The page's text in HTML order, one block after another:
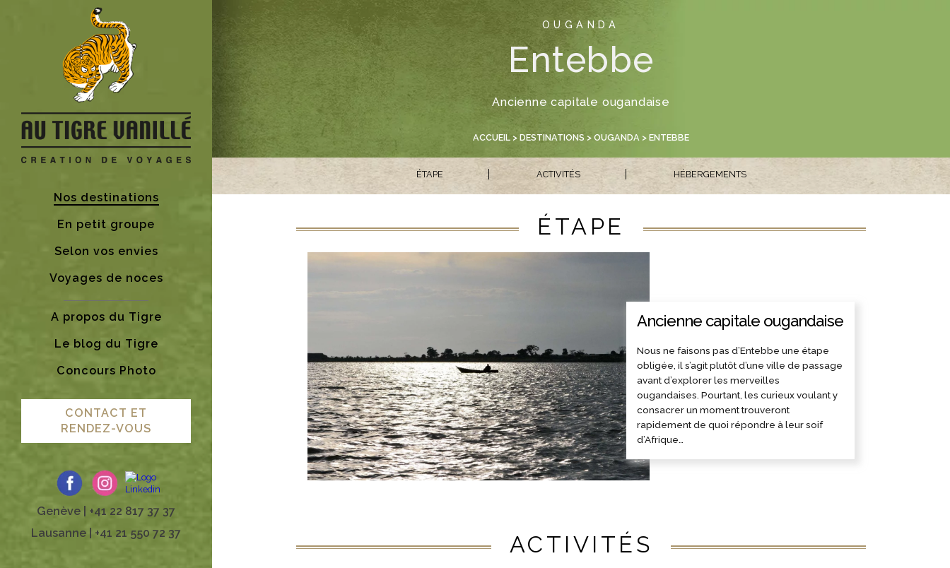
Nos destinations
En petit groupe
Selon vos envies
Voyages de noces
A propos du Tigre
Le blog du Tigre
Concours Photo
CONTACT ET
RENDEZ-VOUS
Genève | +41 22 817 37 37
Lausanne | +41 21 550 72 37
OUGANDA
Entebbe
Ancienne capitale ougandaise
ACCUEIL > DESTINATIONS > OUGANDA > ENTEBBE
ÉTAPE ACTIVITÉS HÉBERGEMENTS
ÉTAPE
Ancienne capitale ougandaise
Nous ne faisons pas d’Entebbe une étape
obligée, il s’agit plutôt d’une ville de passage
avant d’explorer les merveilles
ougandaises. Pourtant, les curieux voulant y
consacrer un moment trouveront
rapidement de quoi répondre à leur soif
d’Afrique…
ACTIVITÉS